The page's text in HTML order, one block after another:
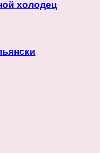
холодец